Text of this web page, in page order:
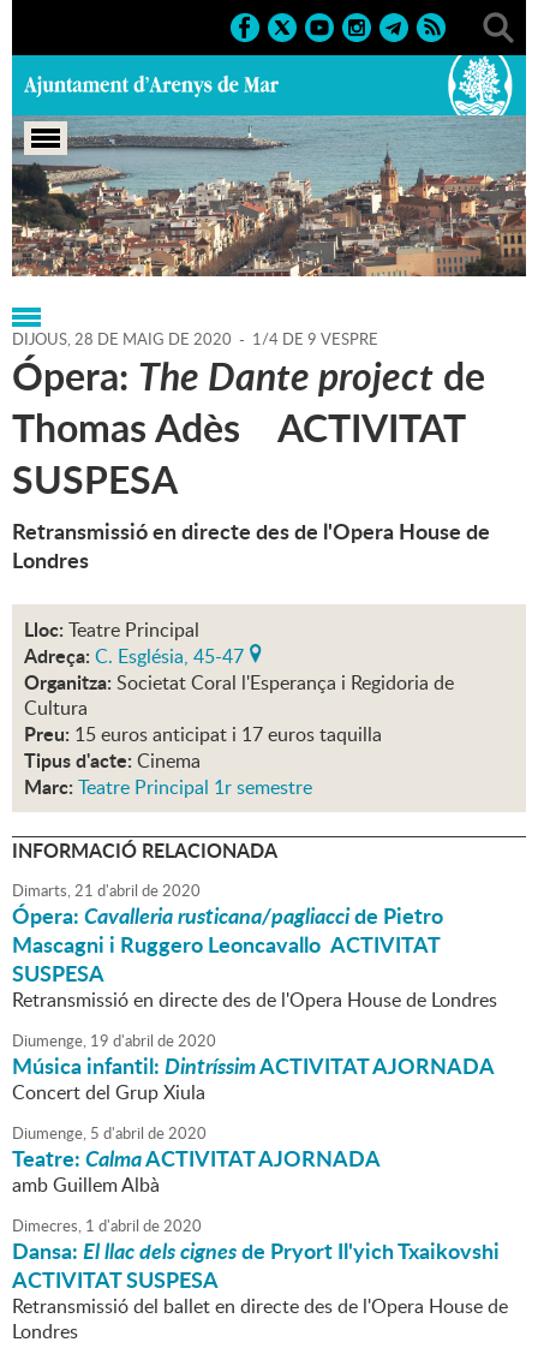
Portada > Regidories > Cultura > Agenda > 28-05-2020
DIJOUS,28 DE MAIG DE 2020 - 1/4 DE 9 VESPRE
Ópera: The Dante project de
Thomas Adès ACTIVITAT
SUSPESA
Retransmissió en directe des de l'Opera House de
Londres
Lloc: Teatre Principal
Adreça: C. Església, 45-47
Organitza: Societat Coral l'Esperança i Regidoria de
Cultura
Preu: 15 euros anticipat i 17 euros taquilla
Tipus d'acte: Cinema
Marc: Teatre Principal 1r semestre
INFORMACIÓ RELACIONADA
Dimarts,21 d'abril de2020
Ópera:Cavalleria rusticana/pagliaccide Pietro
Mascagni i Ruggero Leoncavallo ACTIVITAT
SUSPESA
Retransmissió en directe des de l'Opera House de Londres
Diumenge, 19 d'abril de2020
Música infantil:DintríssimACTIVITAT AJORNADA
Concert del Grup Xiula
Diumenge, 5 d'abril de2020
Teatre:CalmaACTIVITAT AJORNADA
amb Guillem Albà
Dimecres, 1 d'abril de2020
Dansa:El llac dels cignesde Pryort Il'yich Txaikovshi
ACTIVITAT SUSPESA
Retransmissió del ballet en directe des de l'Opera House de
Londres